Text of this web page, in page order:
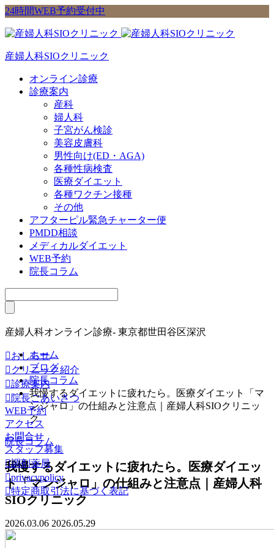
24時間WEB予約受付中
産婦人科SIOクリニック
オンライン診療
診療案内
産科
婦人科
子宮がん検診
美容皮膚科
男性向け(ED・AGA)
各種性病検査
医療ダイエット
各種ワクチン接種
その他
アフターピル緊急チャーター便
PMDD相談
メディカルダイエット
WEB予約
院長コラム
産婦人科オンライン診療- 東京都世田谷区深沢
おしらせ
 クリニック紹介
診療案内
 院長ごあいさつ
WEB予約
アクセス
お問合せ
スタッフ募集
調剤薬局
privacypolicy
特定商取引法に基づく表記
ホーム
ブログ
院長コラム
我慢するダイエットに疲れたら。医療ダイエット「マ
ンジャロ」の仕組みと注意点｜産婦人科SIOクリニッ
ク
院長コラム
我慢するダイエットに疲れたら。医療ダイエッ
ト「マンジャロ」の仕組みと注意点｜産婦人科
SIOクリニック
2026.03.06 2026.05.29